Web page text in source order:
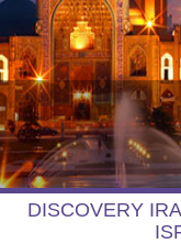
DISCOVERY